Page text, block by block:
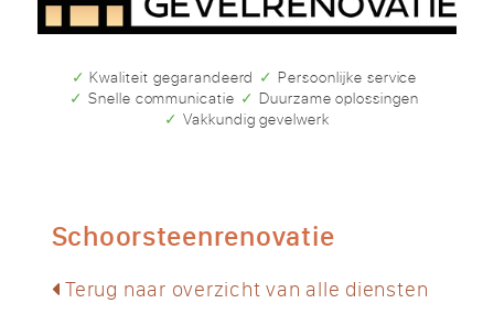
✓ Kwaliteit gegarandeerd
✓ Persoonlijke service
✓ Snelle communicatie
✓ Duurzame oplossingen
✓ Vakkundig gevelwerk
REFERENTIES
Schoorsteenrenovatie
Terug naar overzicht van alle diensten